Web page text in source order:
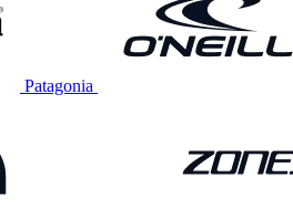
Patagonia